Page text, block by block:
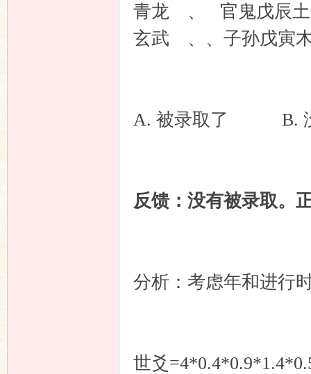
青龙 、 官鬼戊
玄武 、、子孙
A. 被录取了 B.
反馈：没有被录取。
分析：考虑年和进行
世爻